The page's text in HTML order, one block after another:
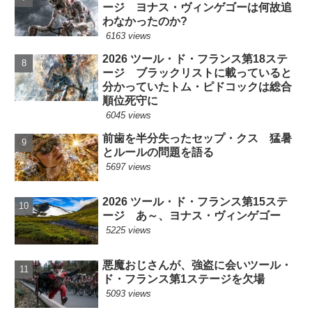
ージ ヨナス・ヴィンゲゴーは何故追
わなかったのか?
6163 views
2026 ツール・ド・フランス第18ステ
ージ ブラックリストに載っていると
分かっていたトム・ピドコックは総合
順位死守に
6045 views
前歯を半分失ったセップ・クス 猛暑
とルールの問題を語る
5697 views
2026 ツール・ド・フランス第15ステ
ージ あ～、ヨナス・ヴィンゲゴー
5225 views
悪魔おじさんが、強盗に会いツール・
ド・フランス第1ステージを欠場
5093 views